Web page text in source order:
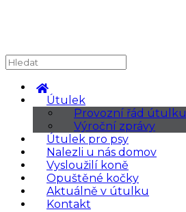
Útulek
Provozní řád útulku
Výroční zprávy
Útulek pro psy
Nalezli u nás domov
Vysloužilí koně
Opuštěné kočky
Aktuálně v útulku
Kontakt